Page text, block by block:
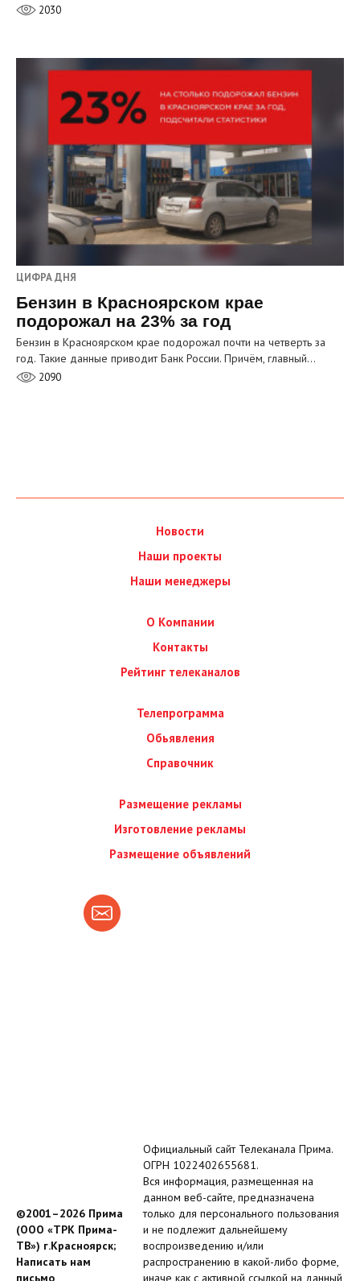
2030
ЦИФРА ДНЯ
Бензин в Красноярском крае
подорожал на 23% за год
Бензин в Красноярском крае подорожал почти на четверть за
год. Такие данные приводит Банк России. Причём, главный…
2090
Новости
Наши проекты
Наши менеджеры
О Компании
Контакты
Рейтинг телеканалов
Телепрограмма
Обьявления
Справочник
Размещение рекламы
Изготовление рекламы
Размещение объявлений
©2001–2026 Прима
(ООО «ТРК Прима-
ТВ») г.Красноярск;
Написать нам
письмо
Официальный сайт Телеканала Прима.
ОГРН 1022402655681.
Вся информация, размещенная на
данном веб-сайте, предназначена
только для персонального пользования
и не подлежит дальнейшему
воспроизведению и/или
распространению в какой-либо форме,
иначе как с активной ссылкой на данный